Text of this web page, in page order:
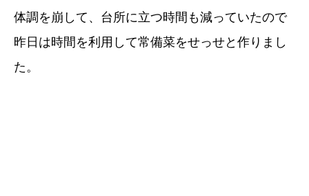
体調を崩して、台所に立つ時間も減っていたので
昨日は時間を利用して常備菜をせっせと作りまし
た。